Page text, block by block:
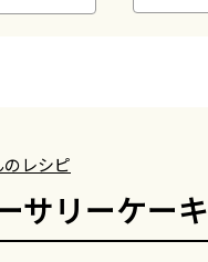
レシピ
サリーケーキ